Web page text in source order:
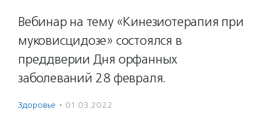
Вебинар на тему «Кинезиотерапия при
муковисцидозе» состоялся в
преддверии Дня орфанных
заболеваний 28 февраля.
Здоровье · 01.03.2022